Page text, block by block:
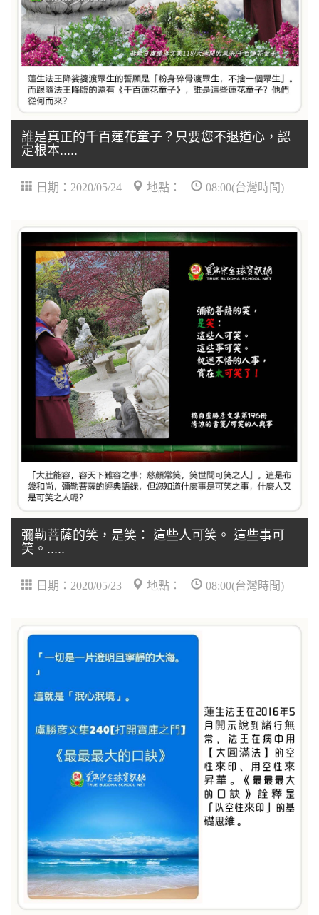
誰是真正的千百蓮花童子？只要您不退道心，認
定根本.....
日期：2020/05/24 地點： 08:00(台灣時間)
彌勒菩薩的笑，是笑： 這些人可笑。 這些事可
笑。.....
日期：2020/05/23 地點： 08:00(台灣時間)